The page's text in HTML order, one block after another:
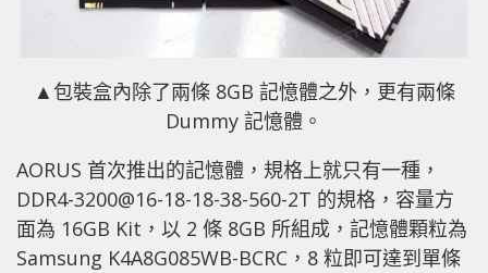
▲包裝盒內除了兩條 8GB 記憶體之外，更有兩條
Dummy 記憶體。
AORUS 首次推出的記憶體，規格上就只有一種，
DDR4-3200@16-18-18-38-560-2T 的規格，容量方
面為 16GB Kit，以 2 條 8GB 所組成，記憶體顆粒為
Samsung K4A8G085WB-BCRC，8 粒即可達到單條